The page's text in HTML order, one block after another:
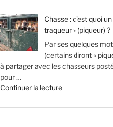
et
inconvénients
du
Parc
de
Chasse
Chasse : c’est quoi un
traqueur » (piqueur) ?
Par ses quelques
(certains diront «
à partager avec les chasseurs
pour …
Continuer la lecturede
: